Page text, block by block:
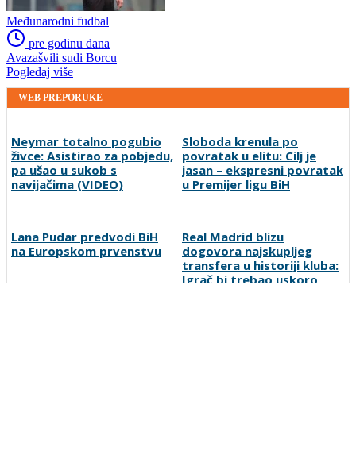
Međunarodni fudbal
pre godinu dana
Avazašvili sudi Borcu
Pogledaj više
WEB PREPORUKE
živce: Asistirao za pobjedu,
pa ušao u sukob s
navijačima (VIDEO)
povratak u elitu: Cilj je
jasan – ekspresni povratak
u Premijer ligu BiH